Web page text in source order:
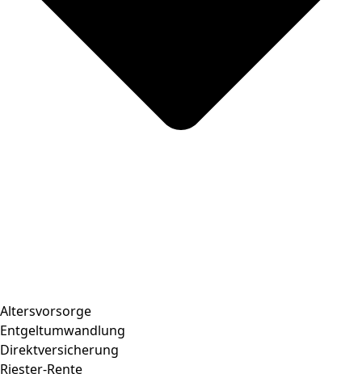
Altersvorsorge
Entgeltumwandlung
Direktversicherung
Riester-Rente